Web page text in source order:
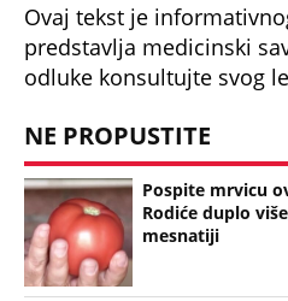
Ovaj tekst je
predstavlja medicinski
odluke konsultujte svog
NE PROPUSTITE
Pospite mrvicu
Rodiće duplo
mesnatiji